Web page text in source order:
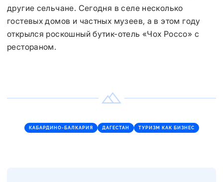
другие сельчане. Сегодня в селе несколько
гостевых домов и частных музеев, а в этом году
открылся роскошный бутик-отель «Чох Россо» с
рестораном.
КАБАРДИНО-БАЛКАРИЯ ДАГЕСТАН ТУРИЗМ КАК БИЗНЕС